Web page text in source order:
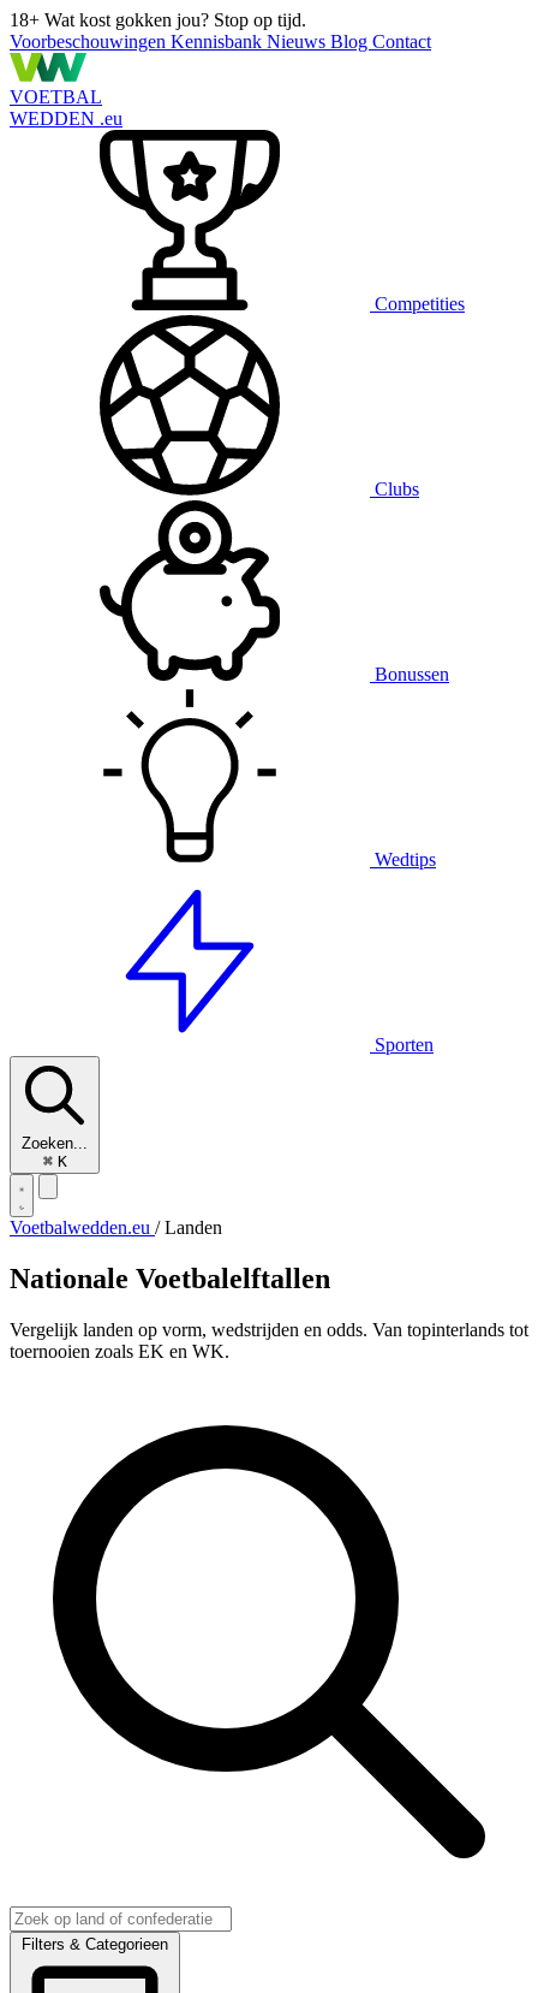
18+ Wat kost gokken jou? Stop op tijd.
Voorbeschouwingen Kennisbank Nieuws Blog Contact
VOETBAL
WEDDEN .eu
Competities
Clubs
Bonussen
Wedtips
Sporten
Zoeken...
⌘ K
Voetbalwedden.eu / Landen
Nationale Voetbalelftallen
Vergelijk landen op vorm, wedstrijden en odds. Van topinterlands tot
toernooien zoals EK en WK.
Filters & Categorieen